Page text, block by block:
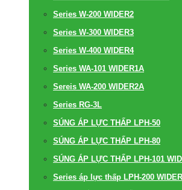
Series W-200 WIDER2
Series W-300 WIDER3
Series W-400 WIDER4
Series WA-101 WIDER1A
Sereis WA-200 WIDER2A
Series RG-3L
SÚNG ÁP LỰC THẤP LPH-50
SÚNG ÁP LỰC THẤP LPH-80
SÚNG ÁP LỰC THẤP LPH-101
Series áp lực thấp LPH-200